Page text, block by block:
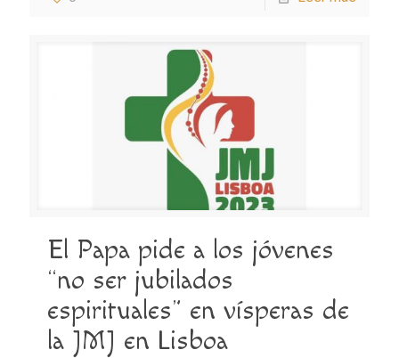
El Papa pide a los jóvenes
“no ser jubilados
espirituales” en vísperas de
la JMJ en Lisboa